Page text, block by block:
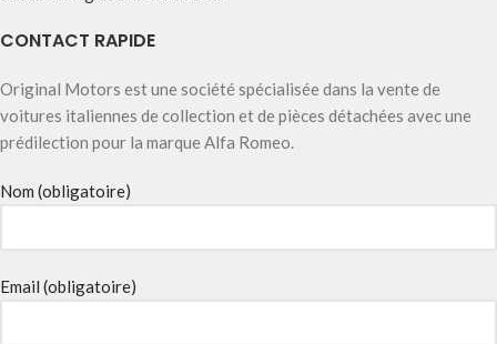
CONTACT RAPIDE
Original Motors est une société spécialisée dans la vente de
voitures italiennes de collection et de pièces détachées avec une
prédilection pour la marque Alfa Romeo.
Nom (obligatoire)
Email (obligatoire)